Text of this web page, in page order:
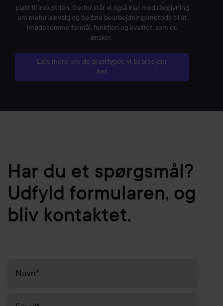
plast til industrien. Derfor står vi også klar med rådgivning
om materialevalg og bedste bearbejdningsmetode til at
imødekomme formål, funktion og kvalitet, som du
ønsker.
Læs mere om de plasttyper, vi bearbejder
her.
Har du et spørgsmål?
Udfyld formularen, og
bliv kontaktet.